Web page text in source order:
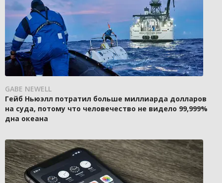
GABE NEWELL
Гейб Ньюэлл потратил больше миллиарда долларов
на суда, потому что человечество не видело 99,999%
дна океана